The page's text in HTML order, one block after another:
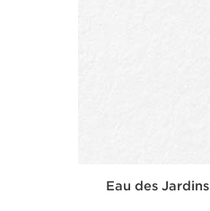
Eau des Jardins